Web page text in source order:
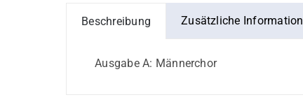
Beschreibung Zusätzliche Information
Ausgabe A: Männerchor